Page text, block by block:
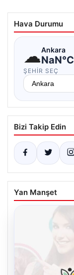
Hava Durumu
☁Ankara
NaN°C
ŞEHIR SEÇ
Bizi Takip Edin
Yan Manşet